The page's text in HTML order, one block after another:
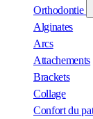
Orthodontie
Alginates
Arcs
Attachements
Brackets
Collage
Confort du